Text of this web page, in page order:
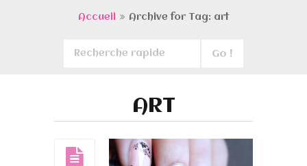
Accueil Archive for Tag: art
ART